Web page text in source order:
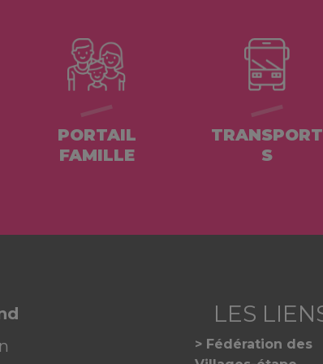
PORTAIL
FAMILLE
TRANSPORT
S
Fédération des